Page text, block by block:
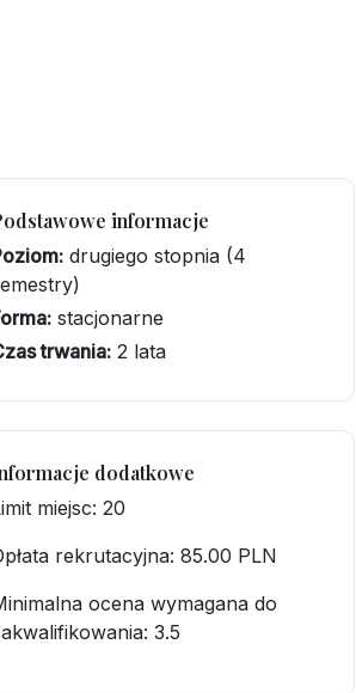
informacje
drugiego stopnia (4
stacjonarne
trwania: 2 lata
dodatkowe
miejsc: 20
rekrutacyjna: 85.00 PLN
ocena wymagana do
3.5